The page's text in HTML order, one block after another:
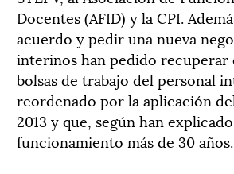
Docentes (AFID) y la CPI.
acuerdo y pedir una nueva
interinos han pedido recuperar
bolsas de trabajo del personal
reordenado por la aplicación
2013 y que, según han
funcionamiento más de 30 años.